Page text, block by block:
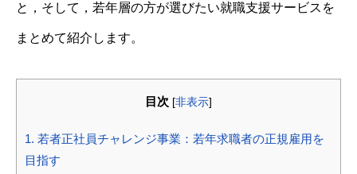
と，そして，若年層の方が選びたい就職支援サービスを
まとめて紹介します。
目次 [非表示]
1. 若者正社員チャレンジ事業：若年求職者の正規雇用を
目指す